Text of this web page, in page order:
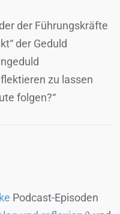
der Führungskräfte
der Geduld
zu lassen
folgen?“
Podcast-Episoden